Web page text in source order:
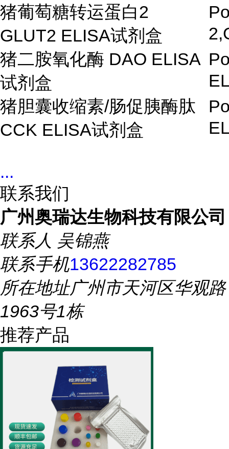
猪葡萄糖转运蛋白2
GLUT2 ELISA试剂盒
猪二胺氧化酶 DAO ELISA
试剂盒
猪胆囊收缩素/肠促胰酶肽
CCK ELISA试剂盒
...
联系我们
广州奥瑞达生物科技有限公司
联系人 吴锦燕
联系手机13622282785
所在地址广州市天河区华观路
1963号1栋
推荐产品